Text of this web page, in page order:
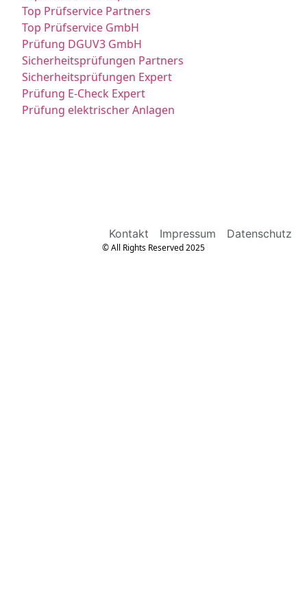
Top Prüfservice Partners
Top Prüfservice GmbH
Prüfung DGUV3 GmbH
Sicherheitsprüfungen Partners
Sicherheitsprüfungen Expert
Prüfung E-Check Expert
Prüfung elektrischer Anlagen
Kontakt Impressum Datenschutz
© All Rights Reserved 2025